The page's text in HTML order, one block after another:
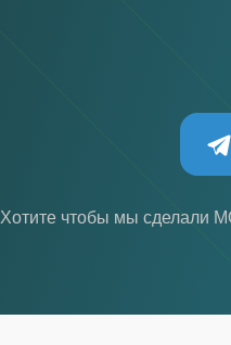
Хотите чтобы мы сделали